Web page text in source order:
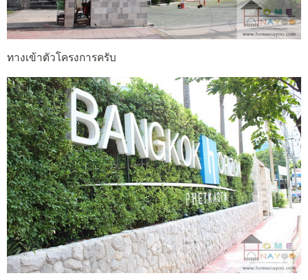
ทางเข้าตัวโครงการครับ